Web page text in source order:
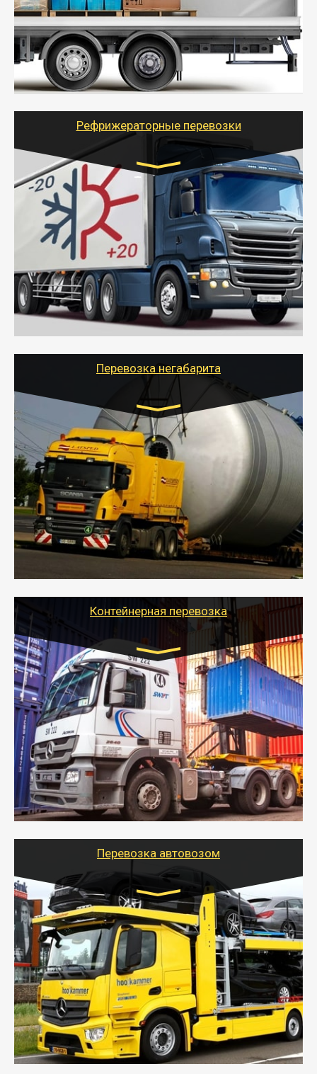
- Экономный способ доставить вещи от 200 кг в
другой город - догрузом или попутно. Попутные
грузоперевозки для физлиц, ИП и юрлиц обходятся
дешевле.
- Тайгер Логистик организует доставку
крупногабаритных и личных вещей по нужному
для погрузочно-разгрузочных работ при перевозке.
Рефрижераторные перевозки
Транспорт:
Газель (1,5 и 3 тонны), Бычок, Еврофура от 5 до
10 тонн
от 6000 руб.
- Рефрижераторные перевозки грузов с
соблюдением температурного режима, работающим
термописцем, санитарной обработкой кузова и мед.
книжкой у водителя.
- Тайгер Логистик поможет быстро перевезти
скоропортящиеся продукты в любой город России с
Перевозка негабарита
Цена за км. Рассчитывается
индивидуально
- Перевозка техники и негабаритных грузов
осуществляется после получения разрешения на
перевозку (обычно 7-14 дней).
- Тайгер Логистик в короткие сроки поможет вам
качественно и безопасно перевезти негабаритные
грузы по всей России тралом, манипулятором и
другим транспортом и подобрать оптимальный
Контейнерная перевозка
Цена за км. Рассчитывается
индивидуально
- Контейнерные грузоперевозки на специальном
оборудованном транспорте быстро, качественно и
безопасно.
- Наша транспортная компания поможет
организовать доставку в порт и из порта
стандартных контейнеров на контейнеровозе,
шаландах и площадках (открытых кузовах),
используя надежные крепления.
Перевозка автовозом
Цена за км. Рассчитывается
индивидуально
- Перевозка автовозом от Тайгер Логистик – это
быстрый и безопасный способ доставить несколько
легковых автомобилей за одну поездку в другой
город.
- Наша транспортная компания организует доставку
машин автовозом, подобрав оптимальный маршрут с
учетом всех особенности по пути следования.